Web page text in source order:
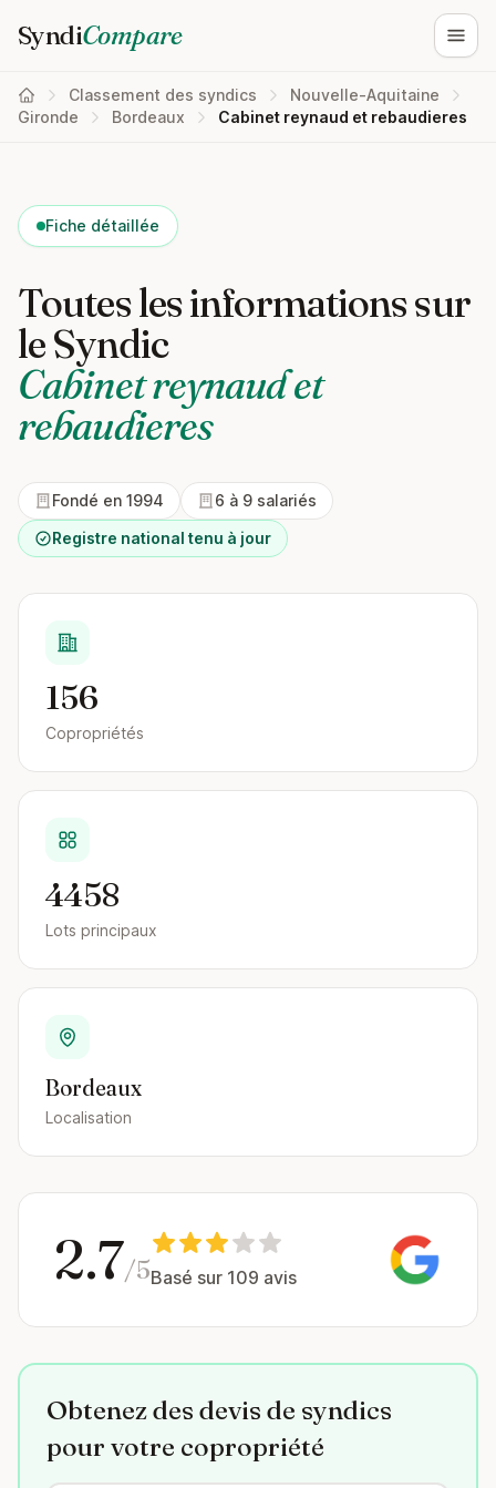
SyndiCompare
Classement des syndics
Nouvelle-Aquitaine
Gironde
Bordeaux Cabinet reynaud et rebaudieres
Fiche détaillée
Toutes les informations sur
le Syndic
Cabinet reynaud et
rebaudieres
Fondé en 1994
6 à 9 salariés
Registre national tenu à jour
156
Copropriétés
4458
Lots principaux
Bordeaux
Localisation
2.7/5Basé sur 109 avis
Obtenez des devis de syndics
pour votre copropriété